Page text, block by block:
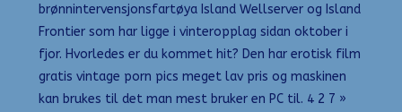
brønnintervensjonsfartøya Island Wellserver og Island
Frontier som har ligge i vinteropplag sidan oktober i
fjor. Hvorledes er du kommet hit? Den har erotisk film
gratis vintage porn pics meget lav pris og maskinen
kan brukes til det man mest bruker en PC til. 4 2 7 »